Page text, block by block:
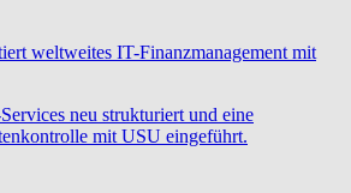
weltweites IT-Finanzmanagement mit
neu strukturiert und eine
mit USU eingeführt.